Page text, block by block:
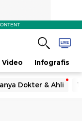
Video Infografis
Dokter & Ahli